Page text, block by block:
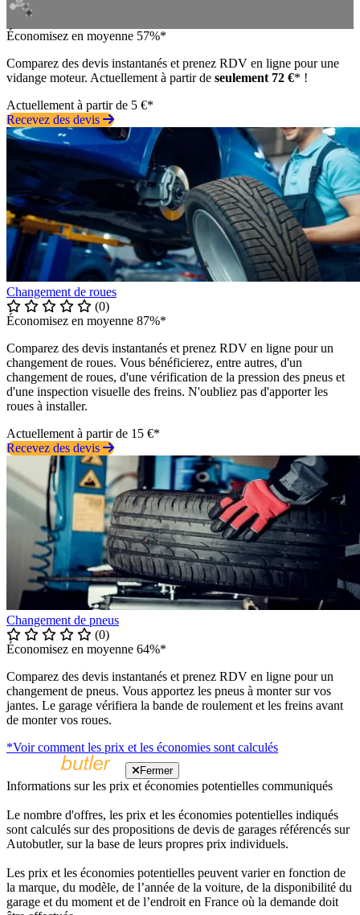
Économisez en moyenne 57%*
Comparez des devis instantanés et prenez RDV en ligne pour une
vidange moteur. Actuellement à partir de seulement 72 €* !
Actuellement à partir de 5 €*
Recevez des devis
Changement de roues
(0)
Économisez en moyenne 87%*
Comparez des devis instantanés et prenez RDV en ligne pour un
changement de roues. Vous bénéficierez, entre autres, d'un
changement de roues, d'une vérification de la pression des pneus et
d'une inspection visuelle des freins. N'oubliez pas d'apporter les
roues à installer.
Actuellement à partir de 15 €*
Recevez des devis
Changement de pneus
(0)
Économisez en moyenne 64%*
Comparez des devis instantanés et prenez RDV en ligne pour un
changement de pneus. Vous apportez les pneus à monter sur vos
jantes. Le garage vérifiera la bande de roulement et les freins avant
de monter vos roues.
*Voir comment les prix et les économies sont calculés
Fermer
Informations sur les prix et économies potentielles communiqués
Le nombre d'offres, les prix et les économies potentielles indiqués
sont calculés sur des propositions de devis de garages référencés sur
Autobutler, sur la base de leurs propres prix individuels.
Les prix et les économies potentielles peuvent varier en fonction de
la marque, du modèle, de l’année de la voiture, de la disponibilité du
garage et du moment et de l’endroit en France où la demande doit